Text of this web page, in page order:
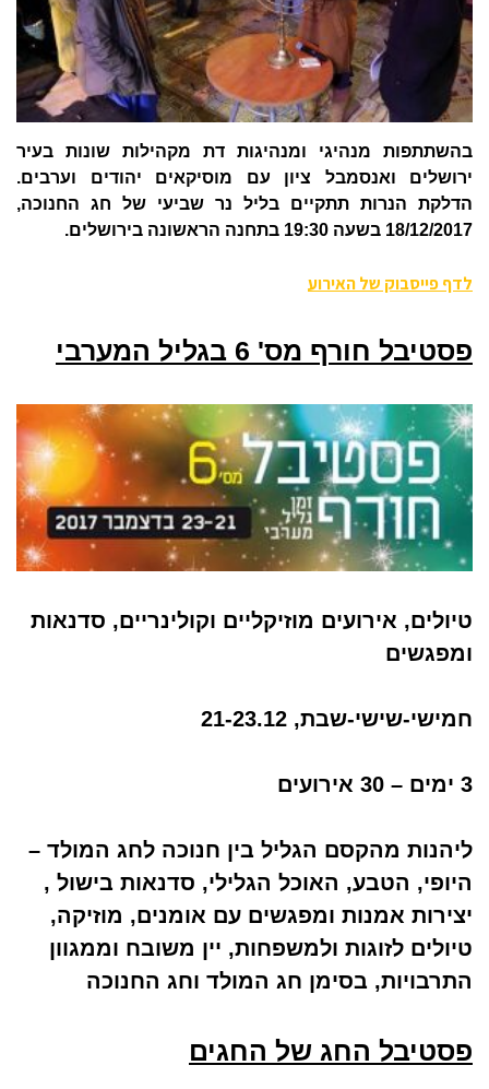
בהשתתפות מנהיגי ומנהיגות דת מקהילות שונות בעיר
ירושלים ואנסמבל ציון עם מוסיקאים יהודים וערבים.
הדלקת הנרות תתקיים בליל נר שביעי של חג החנוכה,
18/12/2017 בשעה 19:30 בתחנה הראשונה בירושלים.
לדף פייסבוק של האירוע
פסטיבל חורף מס' 6 בגליל המערבי
טיולים, אירועים מוזיקליים וקולינריים, סדנאות
ומפגשים
חמישי-שישי-שבת, 21-23.12
3 ימים – 30 אירועים
ליהנות מהקסם הגליל בין חנוכה לחג המולד –
היופי, הטבע, האוכל הגלילי, סדנאות בישול ,
יצירות אמנות ומפגשים עם אומנים, מוזיקה,
טיולים לזוגות ולמשפחות, יין משובח וממגוון
התרבויות, בסימן חג המולד וחג החנוכה
פסטיבל החג של החגים